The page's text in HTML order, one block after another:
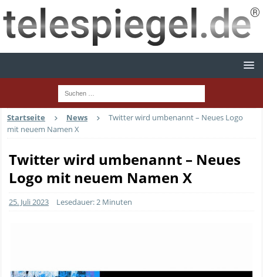
Startseite News
Twitter wird umbenannt – Neues Logo
mit neuem Namen X
Twitter wird umbenannt – Neues
Logo mit neuem Namen X
25. Juli 2023 Lesedauer: 2 Minuten